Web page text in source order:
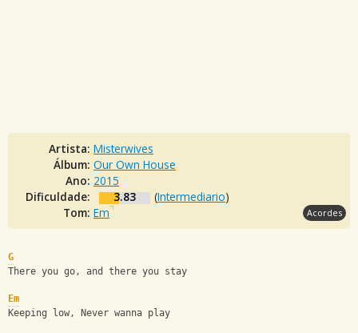
Artista: Misterwives
Álbum: Our Own House
Ano: 2015
Dificuldade:
3.83 (Intermediario)
Tom: Em Acordes
G
There you go, and there you stay
Em
Keeping low, Never wanna play